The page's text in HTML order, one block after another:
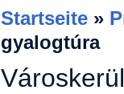
Startseite »
gyalogtúra